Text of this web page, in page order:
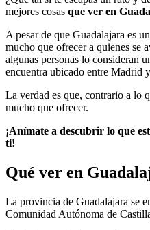
mejores cosas que ver en
A pesar de que Guadalajara es
mucho que ofrecer a quienes se
algunas personas lo consideran
encuentra ubicado entre Madrid
La verdad es que, contrario a lo
mucho que ofrecer.
¡Anímate a descubrir lo que
ti!
Qué ver en
La provincia de Guadalajara se
Comunidad Autónoma de